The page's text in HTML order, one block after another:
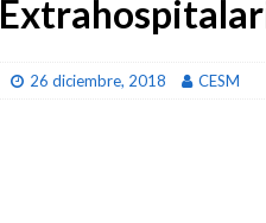
26 diciembre, 2018 CESM